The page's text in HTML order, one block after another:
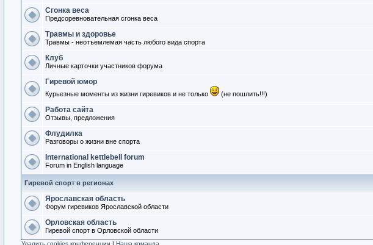
Сгонка веса
Предсоревновательная сгонка веса
Травмы и здоровье
Травмы - неотъемлемая часть любого вида спорта
Клуб
Личные карточки участников форума
Гиревой юмор
Курьезные моменты из жизни гиревиков и не только (не пошлить!!!)
Работа сайта
Отзывы, предложения
Флудилка
Разговоры о жизни вне спорта
International kettlebell forum
Forum in English language
Гиревой спорт в регионах
Ярославская область
Форум гиревиков Ярославской области
Орловская область
Гиревой спорт в Орловской области
Удалить cookies конференции | Наша команда